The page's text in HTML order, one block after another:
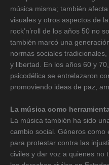
música misma; también
visuales y otros aspectos de
rock’n’roll de los años 50 no
también marcó una
normas sociales
y libertad. En los años 60 y
psicodélica se entrelazaron
promoviendo ideas de paz,
La música como
La música también ha sido
cambio social. Géneros como
para protestar contra las
civiles y dar voz a quienes no